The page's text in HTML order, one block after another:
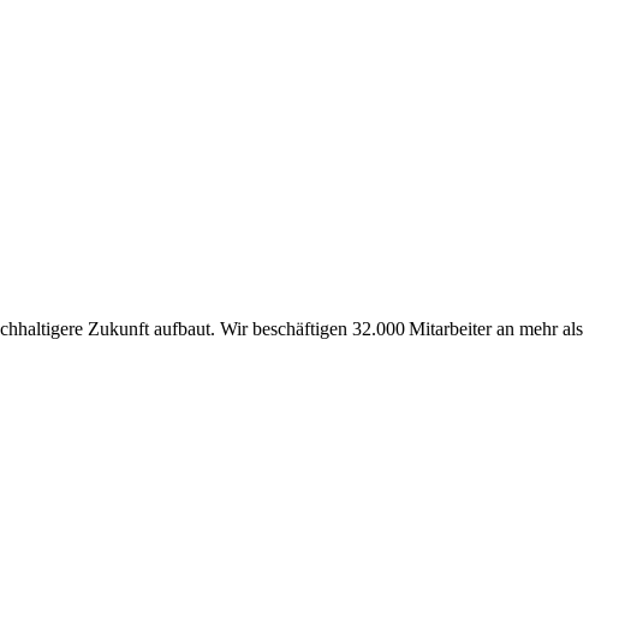
Zukunft aufbaut. Wir beschäftigen 32.000 Mitarbeiter an mehr als